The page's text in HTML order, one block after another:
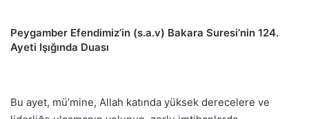
Peygamber Efendimiz’in (s.a.v) Bakara Suresi’nin 124.
Ayeti Işığında Duası
Bu ayet, mü’mine, Allah katında yüksek derecelere ve